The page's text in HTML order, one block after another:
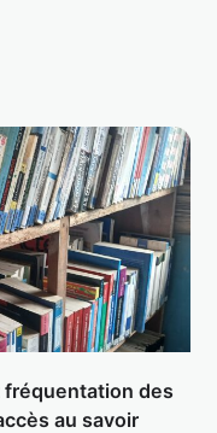
fréquentation des
au savoir